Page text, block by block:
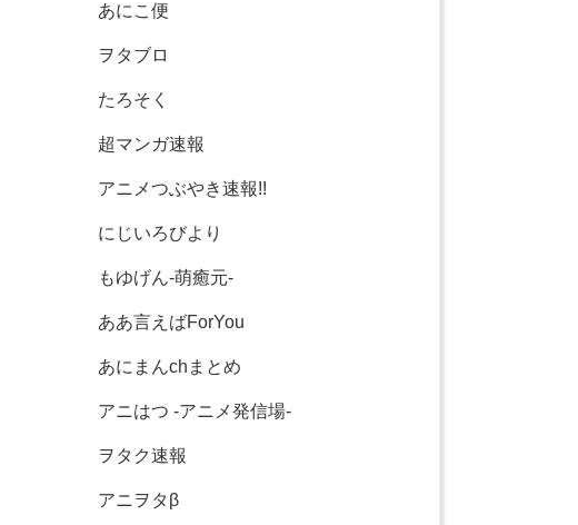
あにこ便
ヲタブロ
たろそく
超マンガ速報
アニメつぶやき速報!!
にじいろびより
もゆげん-萌癒元-
ああ言えばForYou
あにまんchまとめ
アニはつ -アニメ発信場-
ヲタク速報
アニヲタβ